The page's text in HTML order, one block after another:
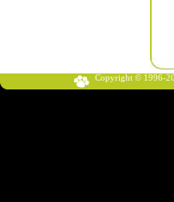
Copyright © 1996-2026